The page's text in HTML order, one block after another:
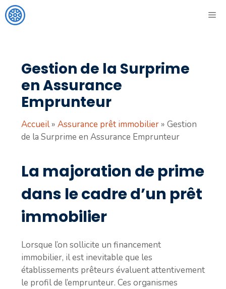
Aller
au
Gestion de la Surprime
en Assurance
Emprunteur
Accueil» Assurance prêt immobilier » Gestion
de la Surprime en Assurance Emprunteur
La majoration de prime
dans le cadre d’un prêt
immobilier
Lorsque l’on sollicite un financement
immobilier, il est inevitable que les
établissements prêteurs évaluent attentivement
le profil de l’emprunteur. Ces organismes